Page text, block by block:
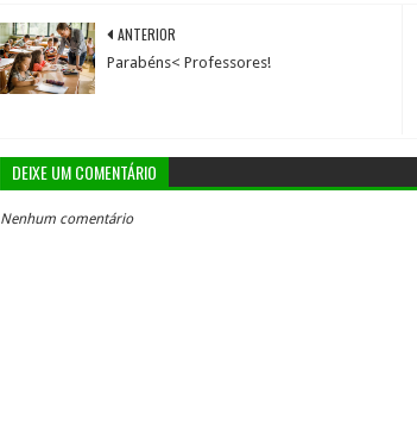
ANTERIOR
Parabéns< Professores!
DEIXE UM COMENTÁRIO
Nenhum comentário